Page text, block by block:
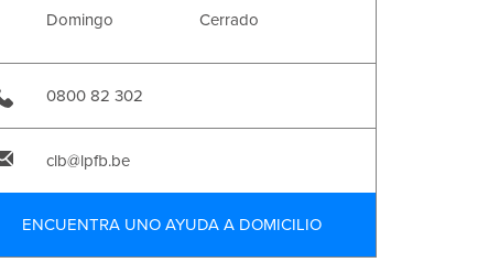
Domingo
Cerrado
0800 82 302
clb@lpfb.be
ENCUENTRA UNO AYUDA A DOMICILIO